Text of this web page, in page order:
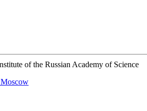
of the Russian Academy of Science